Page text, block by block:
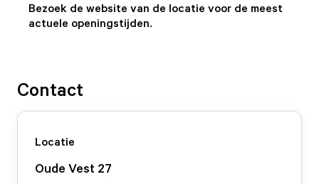
Bezoek de website van de locatie voor de meest
actuele openingstijden.
Contact
Locatie
Oude Vest 27